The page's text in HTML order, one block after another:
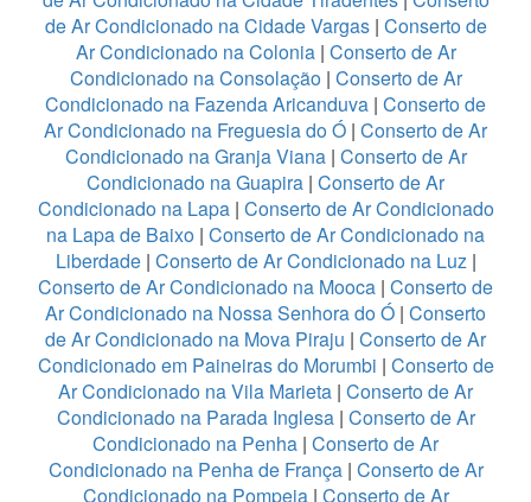
de Ar Condicionado na Cidade Vargas | Conserto de
Ar Condicionado na Colonia| Conserto de Ar
Condicionado na Consolação | Conserto de Ar
Condicionado na Fazenda Aricanduva | Conserto de
Ar Condicionado na Freguesia do Ó | Conserto de Ar
Condicionado na Granja Viana| Conserto de Ar
Condicionado na Guapira | Conserto de Ar
Condicionado na Lapa| Conserto de Ar Condicionado
na Lapa de Baixo | Conserto de Ar Condicionado na
Liberdade | Conserto de Ar Condicionado na Luz|
Conserto de Ar Condicionado na Mooca | Conserto de
Ar Condicionado na Nossa Senhora do Ó | Conserto
de Ar Condicionado na Mova Piraju | Conserto de Ar
Condicionado em Paineiras do Morumbi | Conserto de
Ar Condicionado na Vila Marieta | Conserto de Ar
Condicionado na Parada Inglesa | Conserto de Ar
Condicionado na Penha | Conserto de Ar
Condicionado na Penha de França | Conserto de Ar
Condicionado na Pompeia| Conserto de Ar